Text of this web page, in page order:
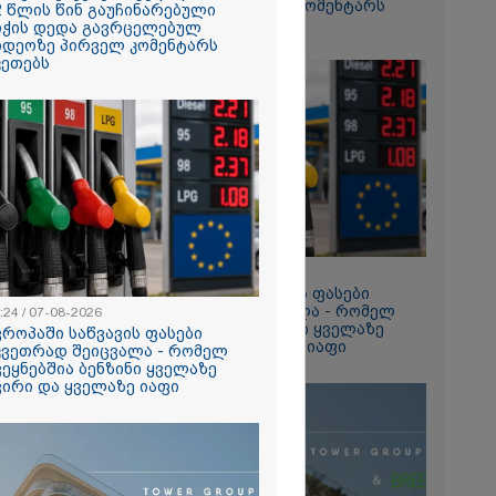
გოგონა,
სექსუალურად
- თუ
ასეთი
ლარს
-
დედა
ავრცელებს
– რატომ
დარღვევებს
ვიდეოზე პირველ კომენტარს
აკეთებს
13:24 / 07-08-2026
ევროპაში საწვავის ფასები
მკვეთრად შეიცვალა - რომელ
ქვეყნებშია ბენზინი ყველაზე
ძვირი და ყველაზე იაფი
წლის წინ გაუჩინარებული
დედა გავრცელებულ
პირველ კომენტარს
/ 07-08-2026
საწვავის ფასები
შეიცვალა - რომელ
ბენზინი ყველაზე
და ყველაზე იაფი